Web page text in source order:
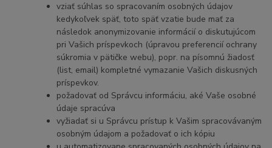
vziať súhlas so spracovaním osobných údajov
kedykoľvek späť, toto späť vzatie bude mať za
následok anonymizovanie informácií o diskutujúcom
pri Vašich príspevkoch (úpravou preferencií ochrany
súkromia v pätičke webu), popr. na písomnú žiadosť
(list, email) kompletné vymazanie Vašich diskusných
príspevkov.
požadovať od Správcu informáciu, aké Vaše osobné
údaje spracúva
vyžiadať si u Správcu prístup k Vašim spracovávaným
osobným údajom a požadovať o ich kópiu